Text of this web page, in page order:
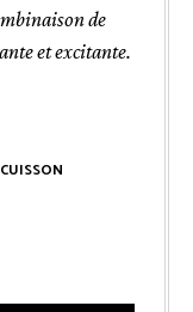
de
et excitante.